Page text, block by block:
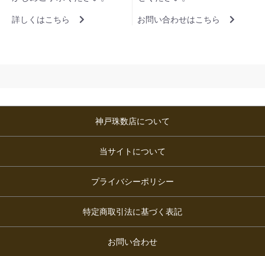
詳しくはこちら お問い合わせはこちら
神戸珠数店について
当サイトについて
プライバシーポリシー
特定商取引法に基づく表記
お問い合わせ